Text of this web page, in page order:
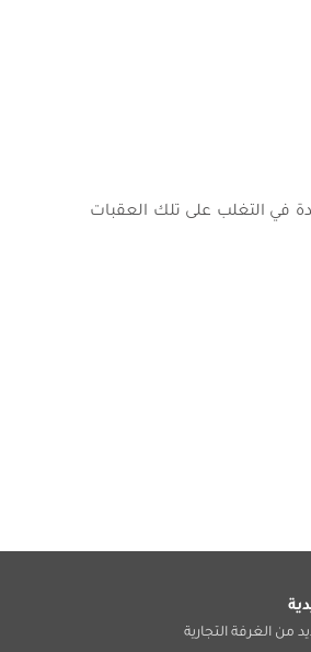
في التغلب على تلك العقبات
من الغرفة التجارية